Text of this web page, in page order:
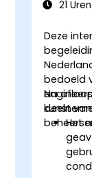
21 Uren
Deze
bedoeld
kunst
Na
Het